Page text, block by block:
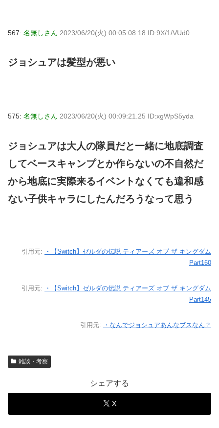
567: 名無しさん 2023/06/20(火) 00:05:08.18 ID:9X/1/VUd0
ジョシュアは髪型が悪い
575: 名無しさん 2023/06/20(火) 00:09:21.25 ID:xgWpS5yda
ジョシュアは大人の隊員だと一緒に地底調査
してベースキャンプとか作らないの不自然だ
から地底に実際来るイベントなくても違和感
ない子供キャラにしたんだろうなって思う
引用元:
・【Switch】ゼルダの伝説 ティアーズ オブ ザ キングダム
Part160
引用元:
・【Switch】ゼルダの伝説 ティアーズ オブ ザ キングダム
Part145
引用元: ・なんでジョシュアあんなブスなん？
雑談・考察
シェアする
X